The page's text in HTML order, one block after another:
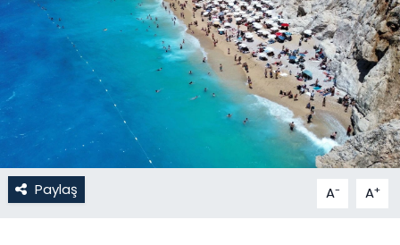
Paylaş A- A+
Kültür Sanat
Magazin
Moda
Nöbetçi Eczaneler